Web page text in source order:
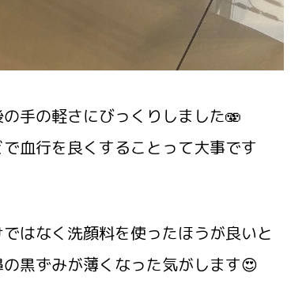
手の軽さにびっくりしました🫨
血行を良くすることって大事です
はなく洗顔料を使ったほうが良いと
黒ずみが薄くなった気がします😍